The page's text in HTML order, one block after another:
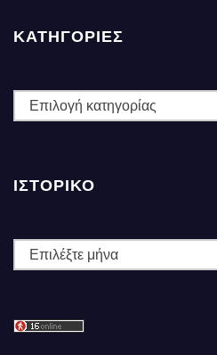
ΚΑΤΗΓΟΡΙΕΣ
ΚΑΤΗΓΟΡΙΕΣ
ΙΣΤΟΡΙΚΌ
Ιστορικό